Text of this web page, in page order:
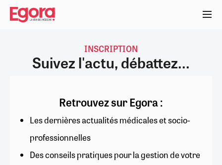
Aller
contenu
INSCRIPTION
Suivez l'actu, débattez...
Retrouvez sur Egora :
Les dernières actualités médicales et socio-
professionnelles
Des conseils pratiques pour la gestion de votre